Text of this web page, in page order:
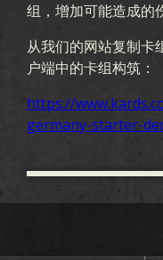
组，增加可能造成的
从我们的网站复制卡
户端中的卡组构筑：
https://
germany-starter-